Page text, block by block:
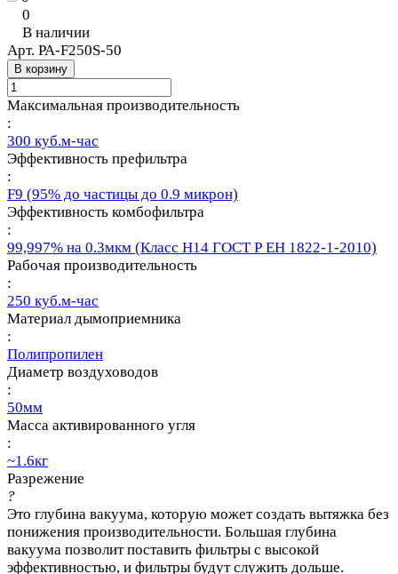
0
В наличии
Арт. PA-F250S-50
В корзину
Максимальная производительность
:
300 куб.м-час
Эффективность префильтра
:
F9 (95% до частицы до 0.9 микрон)
Эффективность комбофильтра
:
99,997% на 0.3мкм (Класс Н14 ГОСТ Р ЕН 1822-1-2010)
Рабочая производительность
:
250 куб.м-час
Материал дымоприемника
:
Полипропилен
Диаметр воздуховодов
:
50мм
Масса активированного угля
:
~1.6кг
Разрежение
?
Это глубина вакуума, которую может создать вытяжка без
понижения производительности. Большая глубина
вакуума позволит поставить фильтры с высокой
эффективностью, и фильтры будут служить дольше.